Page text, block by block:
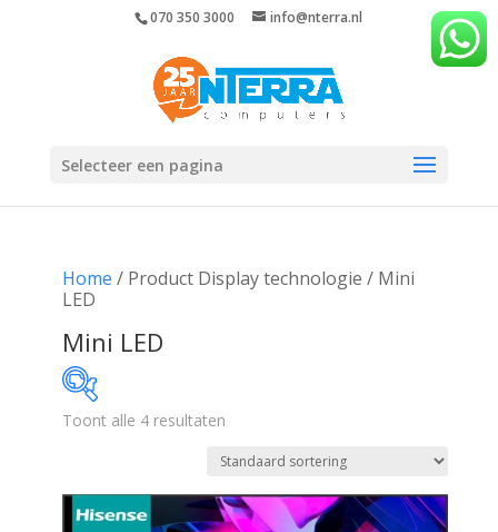
070 350 3000 info@nterra.nl
Selecteer een pagina
Home / Product Display technologie / Mini
LED
Mini LED
678 1 547 2 416 3 284 4 153
Toont alle 4 resultaten